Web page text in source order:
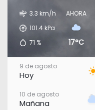
3.3 km/h
101.4kPa
71 %
AHORA
17°C
9 de agosto
Hoy
10 de agosto
Mañana